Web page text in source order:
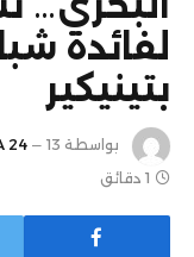
لفائدة
بتينيكير
بواسطة 24 13 ديسمبر، 2025
1 دقائق